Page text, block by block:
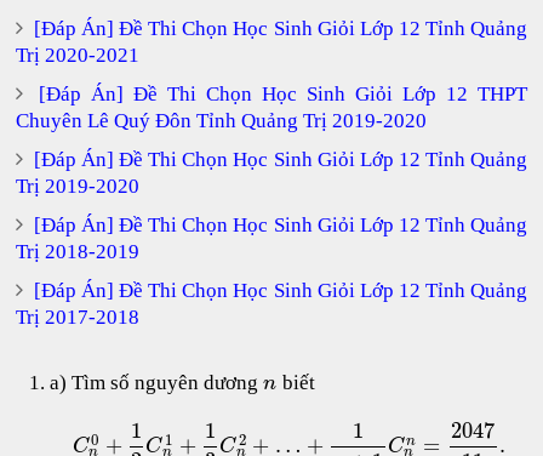
[Đáp Án] Đề Thi Chọn Học Sinh Giỏi Lớp 12 Tỉnh Quảng
Trị 2020-2021
[Đáp Án] Đề Thi Chọn Học Sinh Giỏi Lớp 12 THPT
Chuyên Lê Quý Đôn Tỉnh Quảng Trị 2019-2020
[Đáp Án] Đề Thi Chọn Học Sinh Giỏi Lớp 12 Tỉnh Quảng
Trị 2019-2020
[Đáp Án] Đề Thi Chọn Học Sinh Giỏi Lớp 12 Tỉnh Quảng
Trị 2018-2019
[Đáp Án] Đề Thi Chọn Học Sinh Giỏi Lớp 12 Tỉnh Quảng
Trị 2017-2018
a) Tìm số nguyên dươngn biết
C0
n +
1
C 1
n +
1
C2
n + … +
1
Cn
n =
2047
.